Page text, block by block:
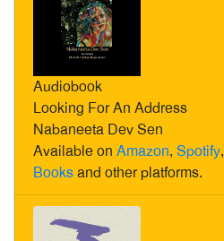
Audiobook
Looking For An Address
Nabaneeta Dev Sen
Available on Amazon, Spotify,
Booksand other platforms.